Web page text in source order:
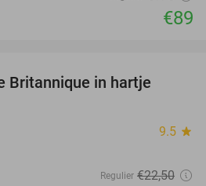
€89
Britannique in hartje
9.5 star
Regulier €22,50